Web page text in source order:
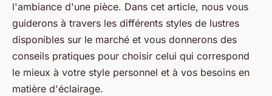
l'ambiance d'une pièce. Dans cet article, nous vous
guiderons à travers les différents styles de lustres
disponibles sur le marché et vous donnerons des
conseils pratiques pour choisir celui qui correspond
le mieux à votre style personnel et à vos besoins en
matière d'éclairage.